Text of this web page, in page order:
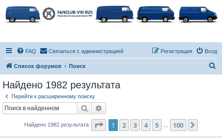
FAQ Связаться с администрацией Вход
Регистрация
Список форумов Поиск
Найдено 1982 результата
Перейти к расширенному поиску
Поиск
Найдено 1982 результата Страница из 100
1 2 3 4 5 100